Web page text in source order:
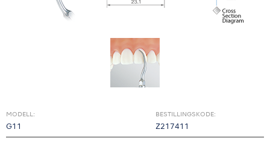
MODELL:
G11
BESTILLINGSKODE:
Z217411